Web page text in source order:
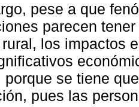
pese a que
parecen
los impactos
porque se tiene
pues las